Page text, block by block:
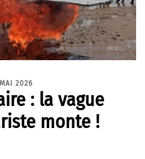
2026
: la vague
monte !